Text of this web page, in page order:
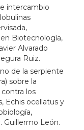
intercambio
Biotecnología,
Alvarado
Ruiz.
de la serpiente
sobre la
los
Echis ocellatus y
Guillermo León.